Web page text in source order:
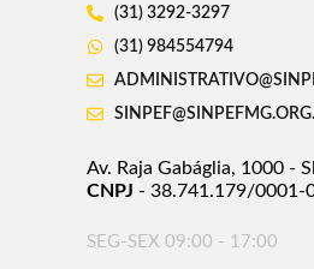
(31) 3292-3297
(31) 984554794
Av. Raja Gabáglia, 1000 -
CNPJ - 38.741.179/0001-
SEG-SEX 09:00 - 17:00